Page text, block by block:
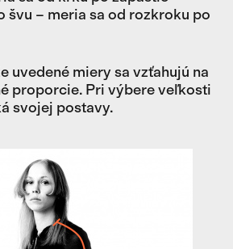
švu – meria sa od rozkroku po
uvedené miery sa vzťahujú na
proporcie. Pri výbere veľkosti
svojej postavy.